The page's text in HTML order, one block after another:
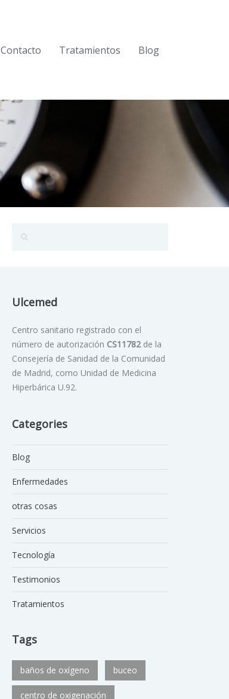
Contacto Tratamientos Blog
Ulcemed
Centro sanitario registrado con el
número de autorización CS11782de la
Consejería de Sanidad de la Comunidad
de Madrid, como Unidad de Medicina
Hiperbárica U.92.
Categories
Blog
Enfermedades
otras cosas
Servicios
Tecnología
Testimonios
Tratamientos
Tags
baños de oxígeno buceo
centro de oxigenación